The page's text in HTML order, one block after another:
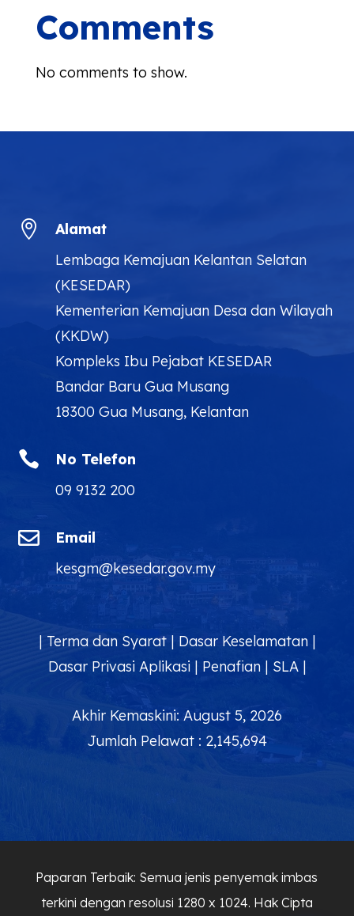
Comments
No comments to show.

Alamat
Lembaga Kemajuan Kelantan Selatan
(KESEDAR)
Kementerian Kemajuan Desa dan Wilayah
(KKDW)
Kompleks Ibu Pejabat KESEDAR
Bandar Baru Gua Musang
18300 Gua Musang, Kelantan

No Telefon
09 9132 200

Email
kesgm@kesedar.gov.my
| Terma dan Syarat| Dasar Keselamatan|
Dasar Privasi Aplikasi| Penafian| SLA|
Akhir Kemaskini: August 5, 2026
Jumlah Pelawat : 2,145,694
Paparan Terbaik: Semua jenis penyemak imbas
terkini dengan resolusi 1280 x 1024. Hak Cipta